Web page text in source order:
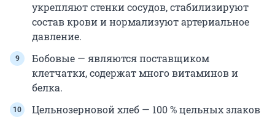
укрепляют стенки сосудов, стабилизируют
состав крови и нормализуют артериальное
давление.
Бобовые — являются поставщиком
клетчатки, содержат много витаминов и
белка.
Цельнозерновой хлеб — 100 % цельных злаков